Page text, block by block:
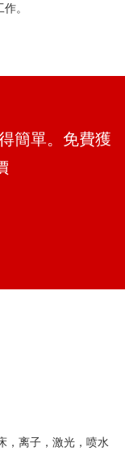
。
簡單。免費獲
，离子，激光，喷水